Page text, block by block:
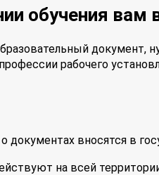
обучения вам
документ,
рабочего
документах вносятся в
на всей